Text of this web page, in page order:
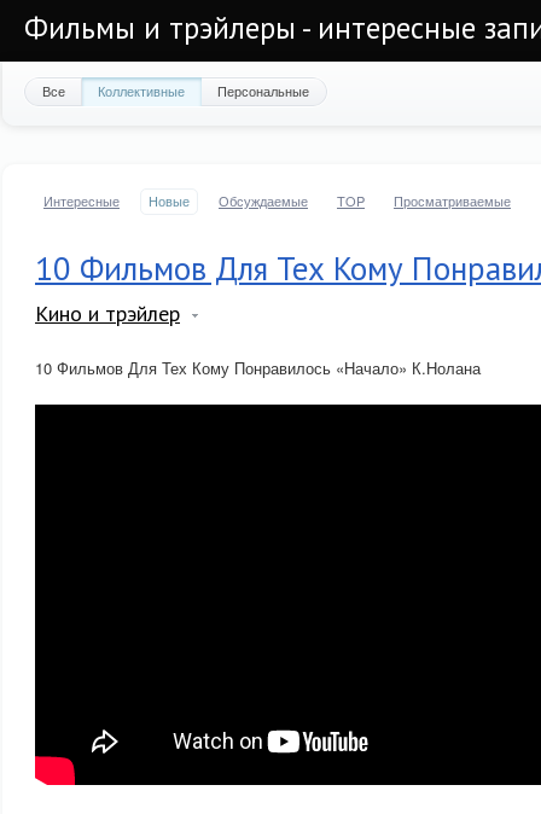
Фильмы и трэйлеры - интересные
Все Коллективные Персональные
Интересные Новые Обсуждаемые TOP Просматриваемые
10 Фильмов Для Тех Кому
Кино и трэйлер
10 Фильмов Для Тех Кому Понравилось «Начало» К.Нолана